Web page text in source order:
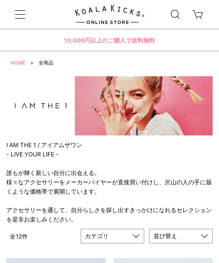
10,000円以上のご購入で送料無料
HOME > 全商品
I AM THE 1 / アイアムザワン
- LIVE YOUR LIFE -
誰もが輝く新しい自分に出会える。
様々なアクセサリーをメーカーバイヤーが直接買い付けし、沢山の人の手に届
くような価格帯で展開しています。
アクセサリーを通して、自分らしさを探し出すきっかけになれるセレクション
を是非お楽しみください。
全12件 カテゴリ 並び替え